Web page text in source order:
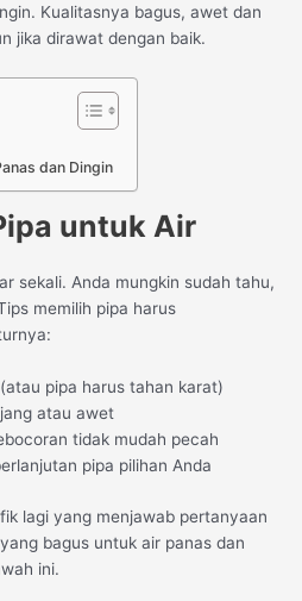
Kualitasnya bagus, awet dan
jika dirawat dengan baik.
dan Dingin
untuk Air
sekali. Anda mungkin sudah tahu,
memilih pipa harus
pipa harus tahan karat)
atau awet
tidak mudah pecah
pipa pilihan Anda
lagi yang menjawab pertanyaan
bagus untuk air panas dan
ini.